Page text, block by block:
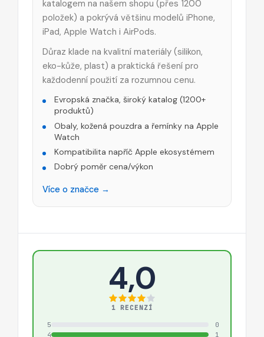
katalogem na našem shopu (přes 1200
položek) a pokrývá většinu modelů iPhone,
iPad, Apple Watch i AirPods.
Důraz klade na kvalitní materiály (silikon,
eko-kůže, plast) a praktická řešení pro
každodenní použití za rozumnou cenu.
Evropská značka, široký katalog (1200+
produktů)
Obaly, kožená pouzdra a řemínky na Apple
Watch
Kompatibilita napříč Apple ekosystémem
Dobrý poměr cena/výkon
Více o značce →
4,0
1 RECENZÍ
5
0
4
1